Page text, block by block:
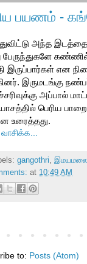
பயணம் -
அந்த
பேருந்துகளே
இருப்பார்கள் என
இருமடங்கு
அப்பால்
பெரிய
உரைத்தது.
gangothri, இமயமலை
at 10:49 AM
to: Posts (Atom)